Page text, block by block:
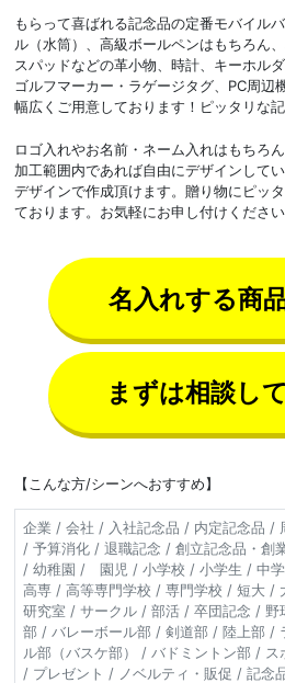
もらって喜ばれる記念品の定番モバイル
ル（水筒）、高級ボールペンはもちろん
スパッドなどの革小物、時計、キーホル
ゴルフマーカー・ラゲージタグ、PC周辺
幅広くご用意しております！ピッタリな
ロゴ入れやお名前・ネーム入れはもちろ
加工範囲内であれば自由にデザインして
デザインで作成頂けます。贈り物にピッ
ております。お気軽にお申し付けください
名入れする商
まずは相談し
【こんな方/シーンへおすすめ】
企業 / 会社 / 入社記念品 / 内定記念品 /
/ 予算消化 / 退職記念 / 創立記念品・創
/ 幼稚園 / 園児 / 小学校 / 小学生 / 中
高専 / 高等専門学校 / 専門学校 / 短大 /
研究室 / サークル / 部活 / 卒団記念 /
部 / バレーボール部 / 剣道部 / 陸上部 /
ル部（バスケ部） / バドミントン部 /
/ プレゼント / ノベルティ・販促 / 記念